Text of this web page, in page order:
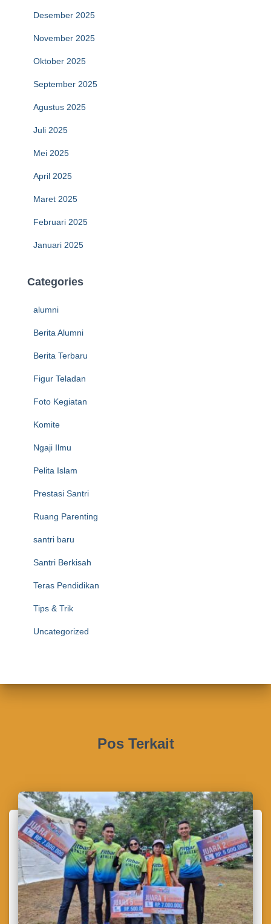
Desember 2025
November 2025
Oktober 2025
September 2025
Agustus 2025
Juli 2025
Mei 2025
April 2025
Maret 2025
Februari 2025
Januari 2025
Categories
alumni
Berita Alumni
Berita Terbaru
Figur Teladan
Foto Kegiatan
Komite
Ngaji Ilmu
Pelita Islam
Prestasi Santri
Ruang Parenting
santri baru
Santri Berkisah
Teras Pendidikan
Tips & Trik
Uncategorized
Pos Terkait